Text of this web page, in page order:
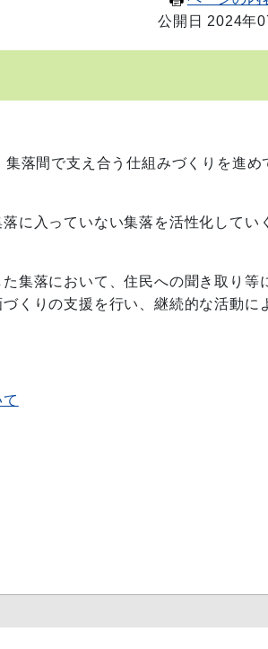
公開日 2024年
落間で支え合う仕組みづくりを進め
に入っていない集落を活性化してい
集落において、住民への聞き取り等
くりの支援を行い、継続的な活動に